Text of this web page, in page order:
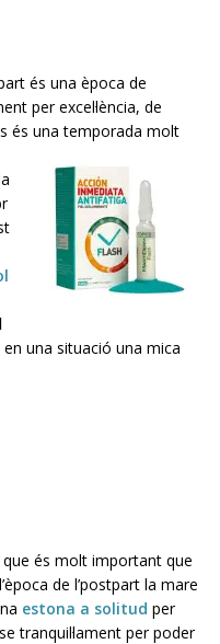
és una època de
per excel·lència, de
és una temporada molt
una situació una mica
que és molt important que
de l’postpart la mare
estona a solitud per
tranquil·lament per poder